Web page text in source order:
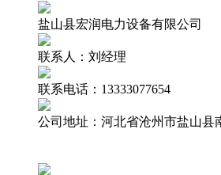
盐山县宏润电力设备有限公司
联系人：刘经理
联系电话：13333077654
公司地址：河北省沧州市盐山县